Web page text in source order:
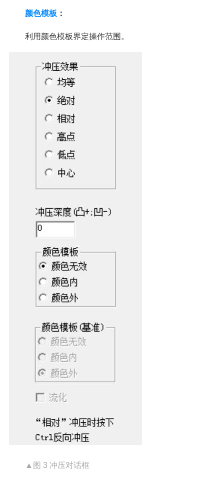
颜色模板 ：
利用颜色模板界定操作范围。
▲图 3 冲压对话框